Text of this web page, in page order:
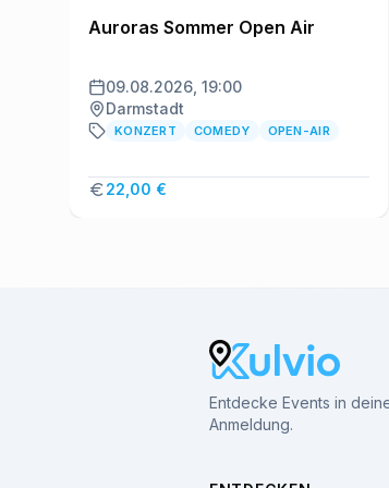
Auroras Sommer Open Air
09.08.2026, 19:00
Darmstadt
KONZERT COMEDY OPEN-AIR
22,00 €
Entdecke Events in
Anmeldung.